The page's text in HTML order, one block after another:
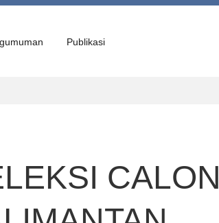
Publikasi
CALON